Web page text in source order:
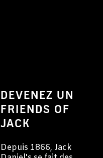
DEVENEZ UN
FRIENDS OF
JACK
Depuis 1866, Jack